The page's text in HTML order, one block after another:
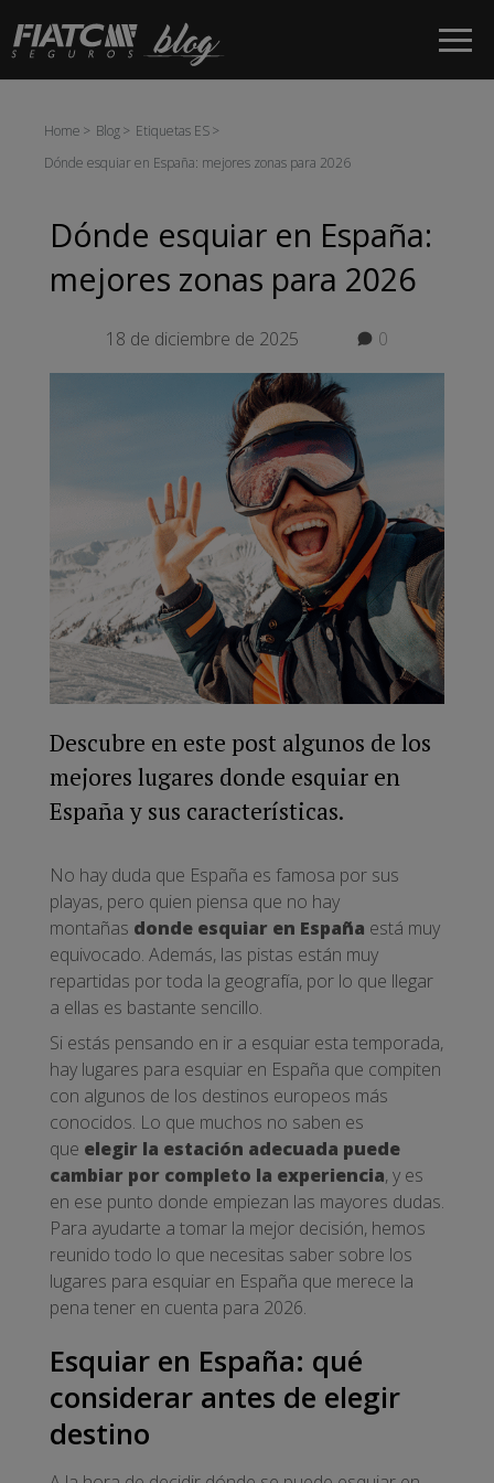
Saltar al contenido principal
Home Blog
Etiquetas ES
Dónde esquiar en España: mejores zonas para 2026
Dónde esquiar en España:
mejores zonas para 2026
18 de diciembre de 2025 0
Descubre en este post algunos de los
mejores lugares donde esquiar en
España y sus características.
No hay duda que España es famosa por sus
playas, pero quien piensa que no hay
montañas donde esquiar en España está muy
equivocado. Además, las pistas están muy
repartidas por toda la geografía, por lo que llegar
a ellas es bastante sencillo.
Si estás pensando en ir a esquiar esta temporada,
hay lugares para esquiar en España que compiten
con algunos de los destinos europeos más
conocidos. Lo que muchos no saben es
que elegir la estación adecuada puede
cambiar por completo la experiencia, y es
en ese punto donde empiezan las mayores dudas.
Para ayudarte a tomar la mejor decisión, hemos
reunido todo lo que necesitas saber sobre los
lugares para esquiar en España que merece la
pena tener en cuenta para 2026.
Esquiar en España: qué
considerar antes de elegir
destino